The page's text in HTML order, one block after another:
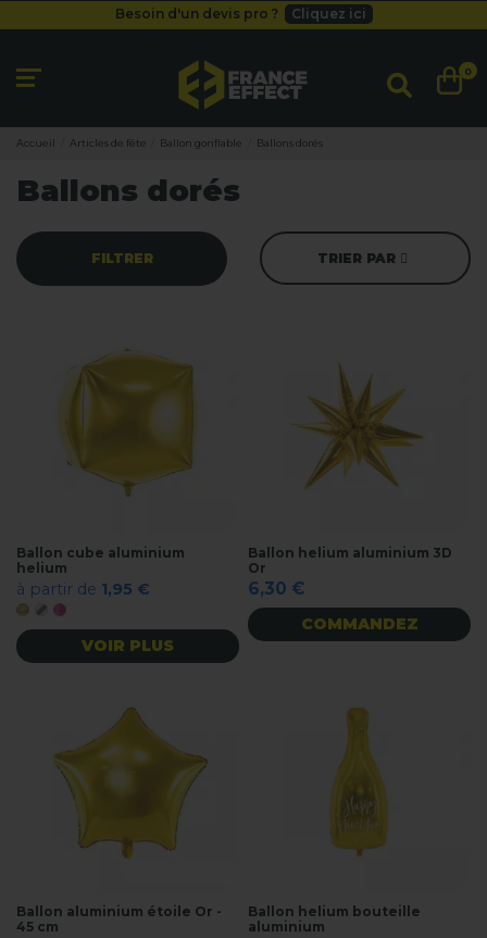
Besoin d'un devis pro ?
Cliquez ici
Besoin d'un devis pro ? Cliquez ici
Livraison gratuite dès 49
0
Accueil Articles de fête Ballon gonflable Ballons dorés
Ballons dorés
FILTRER TRIER PAR
Ballon cube aluminium
helium
à partir de 1,95 €
OrArgentRose metal
VOIR PLUS
Ballon helium aluminium 3D
Or
6,30 €
COMMANDEZ
Ballon aluminium étoile Or -
45 cm
Ballon helium bouteille
aluminium